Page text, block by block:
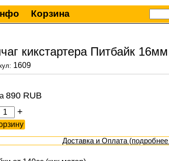
Корзина
кикстартера Питбайк
1609
890 RUB
+
Доставка и Оплата (подробнее